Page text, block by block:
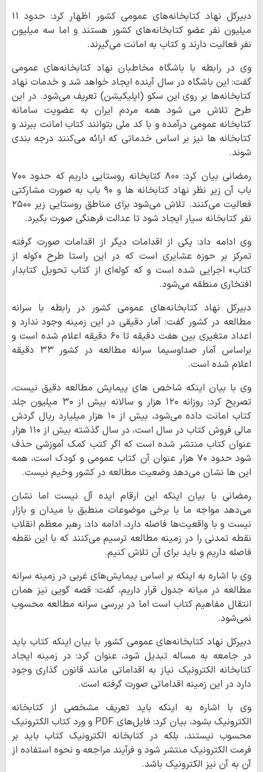
دبیرکل نهاد کتابخانه‌های عمومی کشور اظهار کرد: حدود ۱۱
میلیون نفر عضو کتابخانه‌های کشور هستند و اما سه میلیون
نفر فعالیت دارند و کتاب به امانت می‌گیرند.
وی در رابطه با باشگاه مخاطبان نهاد کتابخانه‌های عمومی
گفت: این باشگاه در سال آینده ایجاد خواهد شد و خدمات نهاد
کتابخانه‌ها بر روی این سکو (اپلیکیشن) تعریف می‌شود. در این
طرح تلاش می شود همه مردم ایران به عضویت سامانه
کتابخانه عمومی درآمده و با کد ملی بتوانند کتاب امانت ببرند و
کتابخانه ها نیز بر اساس خدماتی که ارائه می‌کنند درجه بندی
شوند.
رمضانی بیان کرد: ۸۰۰ کتابخانه روستایی داریم که حدود ۷۰۰
باب آن زیر نظر نهاد کتابخانه ها و ۹۰ باب به صورت مشارکتی
فعالیت می‌کنند. تلاش می‌شود برای مناطق روستایی زیر ۲۵۰۰
نفر کتابخانه سیار ایجاد شود تا عدالت فرهنگی صورت بگیرد.
وی ادامه داد: یکی از اقدامات دیگر از اقدامات صورت گرفته
تمرکز بر حوزه عشایری است که در این راستا طرح «کوله از
کتاب» اجرایی شده است و که کوله‌ای از کتاب تحویل کتابدار
افتخاری منطقه می‌شود.
دبیرکل نهاد کتابخانه‌های عمومی کشور در رابطه با سرانه
مطالعه در کشور گفت: آمار دقیقی در این زمینه وجود ندارد و
اعداد متغیری بین هفت دقیقه تا ۶۰ دقیقه اعلام شده است و
براساس آمار صداوسیما سرانه مطالعه در کشور ۳۳ دقیقه
اعلام شده است.
وی با بیان اینکه شاخص های پیمایش مطالعه دقیق نیست،
تصریح کرد: روزانه ۱۲۰ هزار و سالانه بیش از ۳۰ میلیون جلد
کتاب امانت داده می‌شود، بیش از ۱۰ هزار میلیارد ریال گردش
مالی فروش کتاب در سال است، در سال گذشته بیش از ۱۱۰ هزار
عنوان کتاب منتشر شده است که اگر کتب کمک آموزشی حذف
شود حدود ۷۰ هزار عنوان آن کتاب عمومی و کودک است، همه
این ها نشان می‌دهد وضعیت مطالعه در کشور وخیم نیست.
رمضانی با بیان اینکه این ارقام ایده آل نیست اما نشان
می‌دهد مواجه ما با برخی موضوعات منطبق با میدان و بازار
نیست و با واقعیت‌ها فاصله دارد، ادامه داد: رهبر معظم انقلاب
نقطه تمدنی را در زمینه مطالعه ترسیم می‌کنند که با این نقطه
فاصله داریم و باید برای آن تلاش کنیم.
وی با اشاره به اینکه بر اساس پیمایش‌های غربی در زمینه سرانه
مطالعه در میانه جدول قرار داریم، گفت: قصه گویی نیز همان
انتقال مفاهیم کتاب است اما در بررسی سرانه مطالعه محسوب
نمی‌شود.
دبیرکل نهاد کتابخانه‌های عمومی کشور با بیان اینکه کتاب باید
در جامعه به مساله تبدیل شود، عنوان کرد: در زمینه ایجاد
کتابخانه الکترونیک نیاز به اقداماتی مانند قانون گذاری وجود
دارد در این زمینه اقداماتی صورت گرفته است.
وی با اشاره به اینکه باید تعریف مشخصی از کتابخانه
الکترونیک بشود، بیان کرد: فایل‌های PDF و ورد کتاب الکترونیک
محسوب نیستند، بلکه در کتابخانه الکترونیک کتاب باید بر
فرمت الکترونیک منتشر شود و فرآیند مراجعه و نحوه استفاده از
آن به آن نیز الکترونیک باشد.